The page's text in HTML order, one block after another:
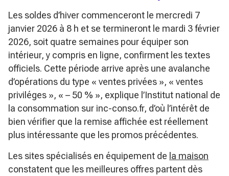
Les soldes d’hiver commenceront le mercredi 7
janvier 2026 à 8 h et se termineront le mardi 3 février
2026, soit quatre semaines pour équiper son
intérieur, y compris en ligne, confirment les textes
officiels. Cette période arrive après une avalanche
d’opérations du type « ventes privées », « ventes
priviléges », « – 50 % », explique l’Institut national de
la consommation sur inc-conso.fr, d’où l’intérêt de
bien vérifier que la remise affichée est réellement
plus intéressante que les promos précédentes.
Les sites spécialisés en équipement de la maison
constatent que les meilleures offres partent dès